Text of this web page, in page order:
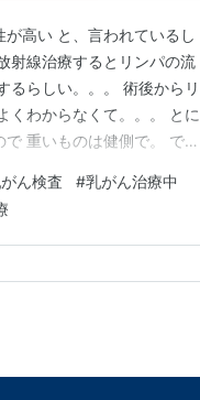
高い と、言われているし
射線治療するとリンパの流
るらしい。。。 術後からリ
くわからなくて。。。 とに
重いものは健側で。 でも
めな私はこれけっこう心
ん検査 #乳がん治療中